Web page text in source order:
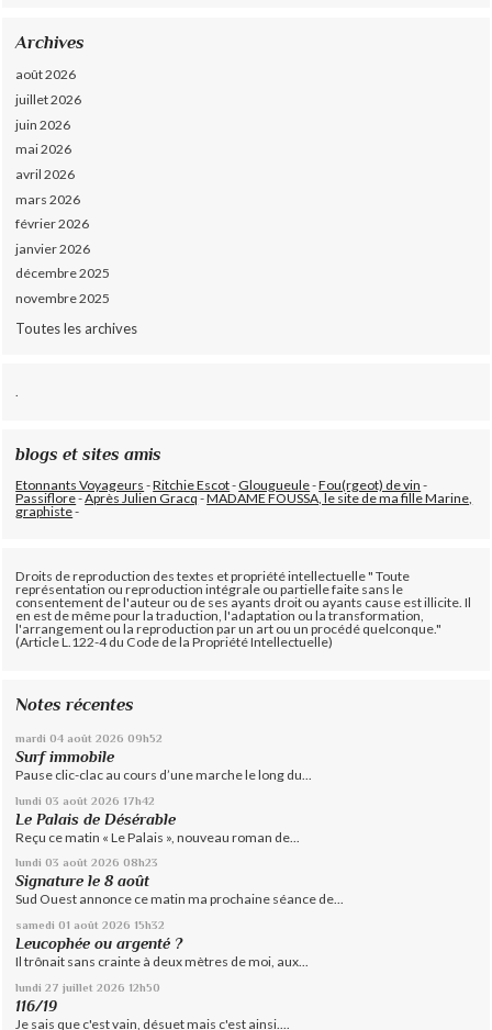
Archives
août 2026
juillet 2026
juin 2026
mai 2026
avril 2026
mars 2026
février 2026
janvier 2026
décembre 2025
novembre 2025
Toutes les archives
blogs et sites amis
Etonnants Voyageurs -Ritchie Escot-Glougueule-Fou(rgeot) de vin -
Passiflore-Après Julien Gracq-MADAME FOUSSA, le site de ma fille Marine,
graphiste-
Droits de reproduction des textes et propriété intellectuelle " Toute
représentation ou reproduction intégrale ou partielle faite sans le
consentement de l'auteur ou de ses ayants droit ou ayants cause est illicite. Il
en est de même pour la traduction, l'adaptation ou la transformation,
l'arrangement ou la reproduction par un art ou un procédé quelconque."
(Article L.122-4 du Code de la Propriété Intellectuelle)
Notes récentes
mardi 04 août 2026 09h52
Surf immobile
Pause clic-clac au cours d’une marche le long du...
lundi 03 août 2026 17h42
Le Palais de Désérable
Reçu ce matin « Le Palais », nouveau roman de...
lundi 03 août 2026 08h23
Signature le 8 août
Sud Ouest annonce ce matin ma prochaine séance de...
samedi 01 août 2026 15h32
Leucophée ou argenté ?
Il trônait sans crainte à deux mètres de moi, aux...
lundi 27 juillet 2026 12h50
116/19
Je sais que c'est vain, désuet mais c'est ainsi....